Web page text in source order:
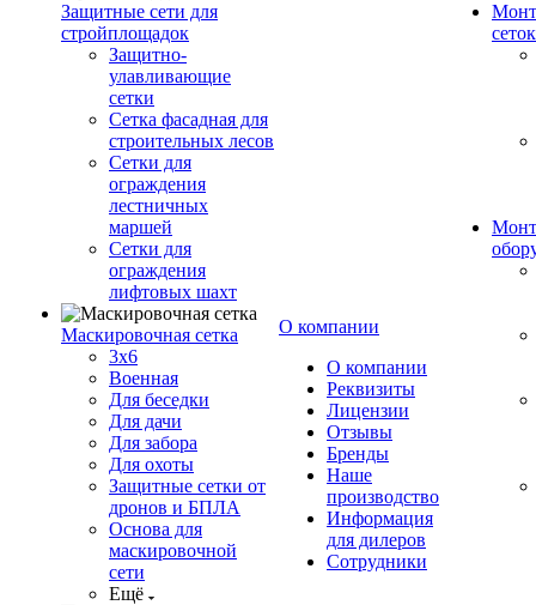
Защитные сети для
стройплощадок
Защитно-
улавливающие
сетки
Сетка фасадная для
строительных лесов
Сетки для
ограждения
лестничных
маршей
Сетки для
ограждения
лифтовых шахт
Маскировочная сетка
3х6
Военная
Для беседки
Для дачи
Для забора
Для охоты
Защитные сетки от
дронов и БПЛА
Основа для
маскировочной
сети
Ещё
О компании
О компании
Реквизиты
Лицензии
Отзывы
Бренды
Наше
производство
Информация
для дилеров
Сотрудники
сеток